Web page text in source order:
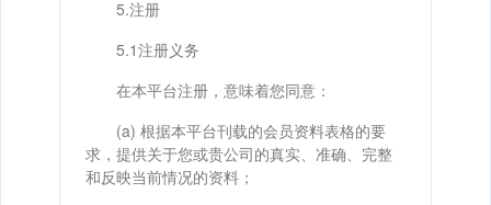
5.注册
5.1注册义务
在本平台注册，意味着您同意：
(a) 根据本平台刊载的会员资料表格的要
求，提供关于您或贵公司的真实、准确、完整
和反映当前情况的资料；